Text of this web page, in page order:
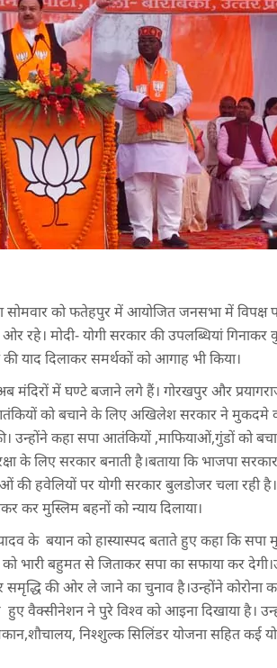
सोमवार को फतेहपुर में आयोजित जनसभा में
मोदी- योगी सरकार की उपलब्धियां गिनाकर
याद दिलाकर समर्थकों को आगाह भी किया।
मंदिरों में घण्टे बजाने लगे हैं। गोरखपुर और
को बचाने के लिए अखिलेश सरकार ने मुकदमे
उन्होंने कहा सपा आतंकियों ,माफियाओं,गुंडों को
के लिए सरकार बनाती है।बताया कि भाजपा
पर योगी सरकार बुलडोजर चला रही है।
कर मुस्लिम बहनों को न्याय दिलाया।
के बयान को हास्यास्पद बताते हुए कहा कि
भारी बहुमत से जिताकर सपा का सफाया कर
की ओर ले जाने का चुनाव है।उन्होंने कोरोना
वैक्सीनेशन ने पुरे विश्व को आइना दिखाया है।
निश्शुल्क सिलिंडर योजना सहित कई